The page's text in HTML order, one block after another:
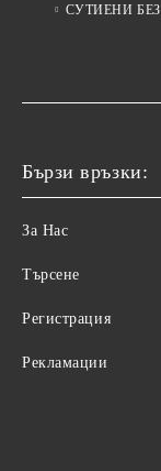
СУТИЕНИ
Бързи връзки:
За Нас
Търсене
Регистрация
Рекламации